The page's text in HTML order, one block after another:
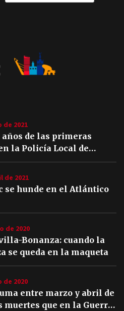
de 2021
años de las primeras
la Policía Local de
de 2021
se hunde en el Atlántico
de 2020
Bonanza: cuando la
se queda en la maqueta
de 2020
entre marzo y abril de
muertes que en la Guerra